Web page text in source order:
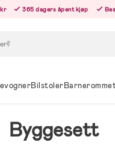
365 dagers åpent kjøp
Bilstoler
Byggesett